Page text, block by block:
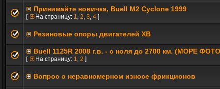
Принимайте новичка, Buell M2 Cyclone 1999
[ На страницу: 1, 2, 3, 4 ]
Резиновые опоры двигателей ХВ
Buell 1125R 2008 г.в. - с ноля до 2700 км. (МОРЕ
[ На страницу: 1, 2 ]
Вопрос о неравномерном износе фрикционов